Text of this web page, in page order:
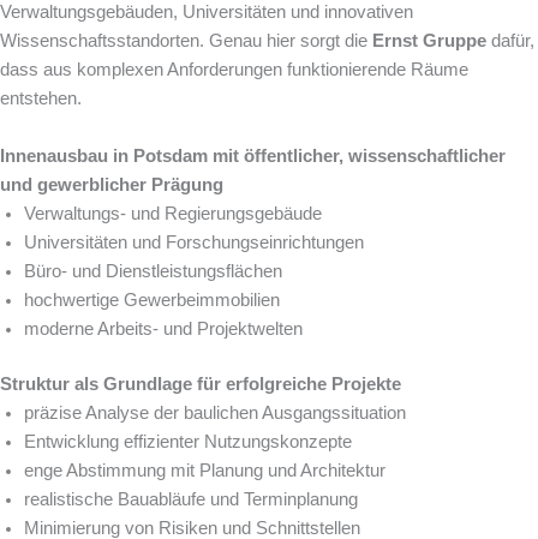
Verwaltungsgebäuden, Universitäten und innovativen
Wissenschaftsstandorten. Genau hier sorgt die Ernst Gruppe dafür,
dass aus komplexen Anforderungen funktionierende Räume
entstehen.
Innenausbau in Potsdam mit öffentlicher, wissenschaftlicher
und gewerblicher Prägung
Verwaltungs- und Regierungsgebäude
Universitäten und Forschungseinrichtungen
Büro- und Dienstleistungsflächen
hochwertige Gewerbeimmobilien
moderne Arbeits- und Projektwelten
Struktur als Grundlage für erfolgreiche Projekte
präzise Analyse der baulichen Ausgangssituation
Entwicklung effizienter Nutzungskonzepte
enge Abstimmung mit Planung und Architektur
realistische Bauabläufe und Terminplanung
Minimierung von Risiken und Schnittstellen